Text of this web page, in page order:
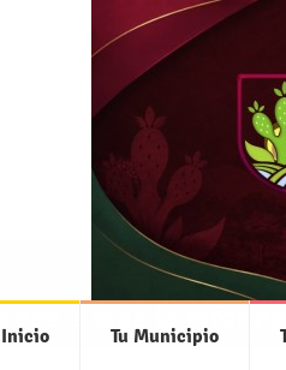
Inicio Tu Municipio